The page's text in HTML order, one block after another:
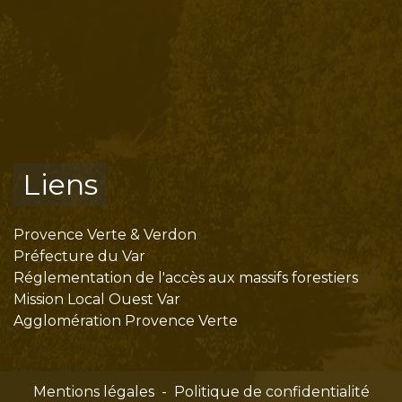
Liens
Provence Verte & Verdon
Préfecture du Var
Réglementation de l'accès aux massifs forestiers
Mission Local Ouest Var
Agglomération Provence Verte
Mentions légales - Politique de confidentialité